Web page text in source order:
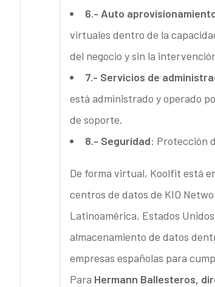
6.- Auto
virtuales dentro de la
del negocio y sin la
7.- Servicios de
está administrado y operado
de soporte.
8.- Seguridad: Protección
De forma virtual, Koolfit está
centros de datos de KIO
Latinoamérica, Estados
almacenamiento de datos
empresas españolas para
Para Hermann Ballesteros,